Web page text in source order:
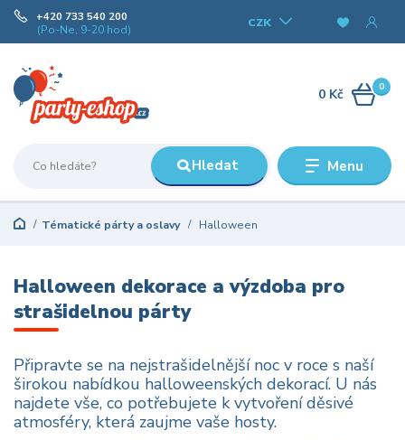
Menu
CZK
Hledat
+420 733 540 200
(Po-Ne, 9-20 hod)
0
0 Kč
Tématické párty a oslavy Halloween
Halloween dekorace a výzdoba pro
strašidelnou párty
Připravte se na nejstrašidelnější noc v roce s naší
širokou nabídkou halloweenských dekorací. U nás
najdete vše, co potřebujete k vytvoření děsivé
atmosféry, která zaujme vaše hosty.